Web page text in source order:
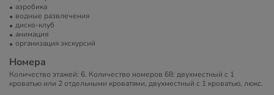
аэробика
водные развлечения
диско-клуб
анимация
организация экскурсий
Номера
Количество этажей: 6. Количество номеров 68: двухместный с 1
кроватью или 2 отдельными кроватями, двухместный с 1 кроватью, люкс.